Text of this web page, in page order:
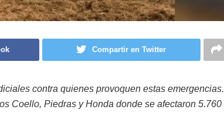
Compartir en Twitter
contra quienes provoquen estas emergencias.
Coello, Piedras y Honda donde se afectaron 5.760